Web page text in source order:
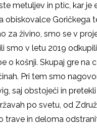
metuljev in ptic, kar je
obiskovalce Goričkega
za živino, smo se v
smo v letu 2019
o košnji. Skupaj gre
Pri tem smo
saj obstoječi in
po svetu, od
trave in deloma